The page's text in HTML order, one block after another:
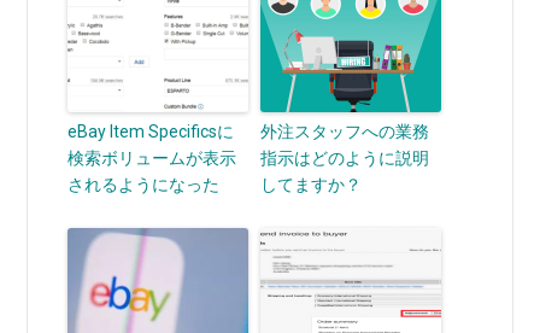
eBay Item Specificsに
検索ボリュームが表示
されるようになった
外注スタッフへの業務
指示はどのように説明
してますか？